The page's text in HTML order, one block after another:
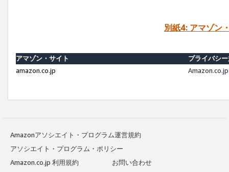
別紙4: アマゾン
アマゾン・サイト
プライバシ
amazon.co.jp
Amazonアソシエイト・プログラム運営規約
アソシエイト・プログラム・ポリシー
Amazon.co.jp 利用規約
お問い合わせ